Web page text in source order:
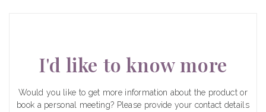
I'd like to know more
Would you like to get more information about the product or
book a personal meeting? Please provide your contact details